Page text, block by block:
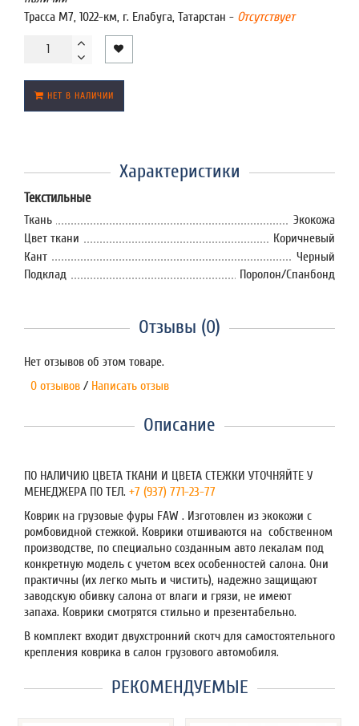
Трасса М7, 1022-км, г. Елабуга, Татарстан - Отсутствует
НЕТ В НАЛИЧИИ
Характеристики
Текстильные
Ткань
Экокожа
Цвет ткани
Коричневый
Кант
Черный
Подклад
Поролон/Спанбонд
Отзывы (0)
Нет отзывов об этом товаре.
0 отзывов / Написать отзыв
Описание
ПО НАЛИЧИЮ ЦВЕТА ТКАНИ И ЦВЕТА СТЕЖКИ УТОЧНЯЙТЕ У
МЕНЕДЖЕРА ПО ТЕЛ. +7 (937) 771-23-77
Коврик на грузовые фуры FAW . Изготовлен из экокожи с
ромбовидной стежкой. Коврики отшиваются на собственном
производстве, по специально созданным авто лекалам под
конкретную модель с учетом всех особенностей салона. Они
практичны (их легко мыть и чистить), надежно защищают
заводскую обивку салона от влаги и грязи, не имеют
запаха. Коврики смотрятся стильно и презентабельно.
В комплект входит двухстронний скотч для самостоятельного
крепления коврика в салон грузового автомобиля.
РЕКОМЕНДУЕМЫЕ